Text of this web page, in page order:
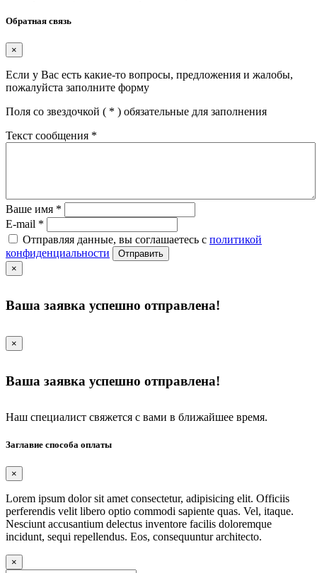
Обратная связь
×
Если у Вас есть какие-то вопросы, предложения и жалобы,
пожалуйста заполните форму
Поля со звездочкой ( * ) обязательные для заполнения
Текст сообщения *
Ваше имя *
E-mail *
Отправляя данные, вы соглашаетесь с политикой
конфиденциальности
Отправить
×
Ваша заявка успешно отправлена!
×
Ваша заявка успешно отправлена!
Наш специалист свяжется с вами в ближайшее время.
Заглавие способа оплаты
×
Lorem ipsum dolor sit amet consectetur, adipisicing elit. Officiis
perferendis velit libero optio commodi sapiente quas. Vel, itaque.
Nesciunt accusantium delectus inventore facilis doloremque
incidunt, sequi repellendus. Eos, consequuntur architecto.
×